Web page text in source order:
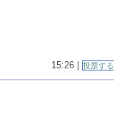
15:26 | 投票する